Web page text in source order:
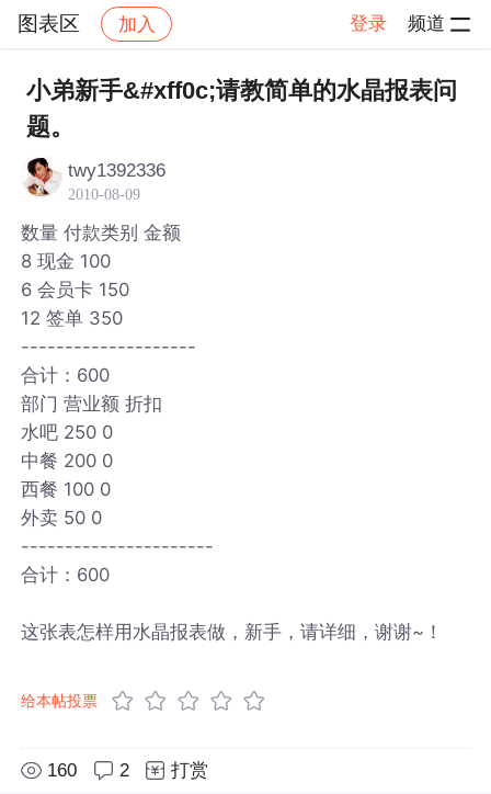
图表区 加入 登录 频道
社区 图表区 帖子详情
小弟新手&#xff0c;请教简单的水晶报表问
题。
twy1392336
2010-08-09
数量 付款类别 金额
8 现金 100
6 会员卡 150
12 签单 350
--------------------
合计：600
部门 营业额 折扣
水吧 250 0
中餐 200 0
西餐 100 0
外卖 50 0
----------------------
合计：600
这张表怎样用水晶报表做，新手，请详细，谢谢~！
给本帖投票
160 2 打赏